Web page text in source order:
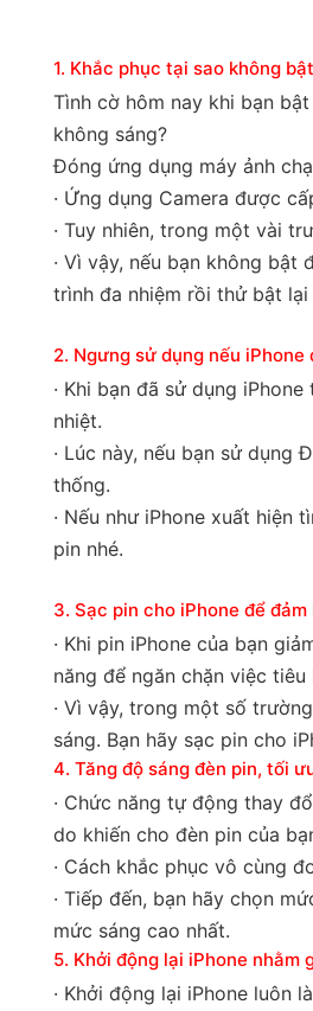
1. Khắc phục tại sao không
Tình cờ hôm nay khi bạn
không sáng?
Đóng ứng dụng máy ảnh
· Ứng dụng Camera được
· Tuy nhiên, trong một vài
· Vì vậy, nếu bạn không
trình đa nhiệm rồi thử bật lại
2. Ngưng sử dụng nếu
· Khi bạn đã sử dụng
nhiệt.
· Lúc này, nếu bạn sử
thống.
· Nếu như iPhone xuất
pin nhé.
3. Sạc pin cho iPhone để
· Khi pin iPhone của bạn
năng để ngăn chặn việc tiêu
· Vì vậy, trong một số
sáng. Bạn hãy sạc pin cho
4. Tăng độ sáng đèn pin, tối
· Chức năng tự động thay
do khiến cho đèn pin của
· Cách khắc phục vô cùng
· Tiếp đến, bạn hãy chọn
mức sáng cao nhất.
5. Khởi động lại iPhone nhằm
· Khởi động lại iPhone luôn